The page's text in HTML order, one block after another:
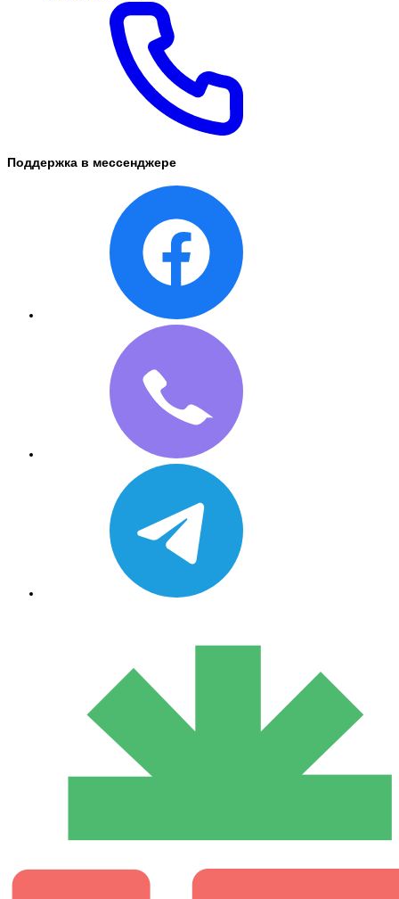
Поддержка в мессенджере